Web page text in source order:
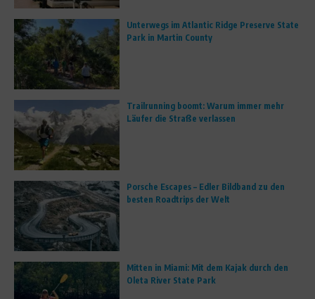
Unterwegs im Atlantic Ridge Preserve State
Park in Martin County
Trailrunning boomt: Warum immer mehr
Läufer die Straße verlassen
Porsche Escapes – Edler Bildband zu den
besten Roadtrips der Welt
Mitten in Miami: Mit dem Kajak durch den
Oleta River State Park